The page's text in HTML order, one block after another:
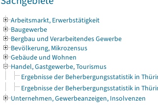
Arbeitsmarkt, Erwerbstätigkeit
Baugewerbe
Bergbau und Verarbeitendes Gewerbe
Bevölkerung, Mikrozensus
Gebäude und Wohnen
Handel, Gastgewerbe, Tourismus
Ergebnisse der Beherbergungsstatistik in
Ergebnisse der Beherbergungsstatistik in
Unternehmen, Gewerbeanzeigen, Insolvenzen